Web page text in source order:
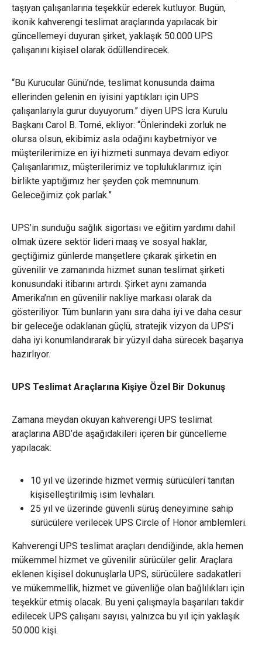
taşıyan çalışanlarına teşekkür ederek kutluyor. Bugün,
ikonik kahverengi teslimat araçlarında yapılacak bir
güncellemeyi duyuran şirket, yaklaşık 50.000 UPS
çalışanını kişisel olarak ödüllendirecek.
“Bu Kurucular Günü’nde, teslimat konusunda daima
ellerinden gelenin en iyisini yaptıkları için UPS
çalışanlarıyla gurur duyuyorum.” diyen UPS İcra Kurulu
Başkanı Carol B. Tomé, ekliyor: “Önlerindeki zorluk ne
olursa olsun, ekibimiz asla odağını kaybetmiyor ve
müşterilerimize en iyi hizmeti sunmaya devam ediyor.
Çalışanlarımız, müşterilerimiz ve topluluklarımız için
birlikte yaptığımız her şeyden çok memnunum.
Geleceğimiz çok parlak.”
UPS’in sunduğu sağlık sigortası ve eğitim yardımı dahil
olmak üzere sektör lideri maaş ve sosyal haklar,
geçtiğimiz günlerde manşetlere çıkarak şirketin en
güvenilir ve zamanında hizmet sunan teslimat şirketi
konusundaki itibarını artırdı. Şirket aynı zamanda
Amerika’nın en güvenilir nakliye markası olarak da
gösteriliyor. Tüm bunların yanı sıra daha iyi ve daha cesur
bir geleceğe odaklanan güçlü, stratejik vizyon da UPS’i
daha iyi konumlandırarak bir yüzyıl daha sürecek başarıya
hazırlıyor.
UPS Teslimat Araçlarına Kişiye Özel Bir Dokunuş
Zamana meydan okuyan kahverengi UPS teslimat
araçlarına ABD’de aşağıdakileri içeren bir güncelleme
yapılacak:
10 yıl ve üzerinde hizmet vermiş sürücüleri tanıtan
kişiselleştirilmiş isim levhaları.
25 yıl ve üzerinde güvenli sürüş deneyimine sahip
sürücülere verilecek UPS Circle of Honor amblemleri.
Kahverengi UPS teslimat araçları dendiğinde, akla hemen
mükemmel hizmet ve güvenilir sürücüler gelir. Araçlara
eklenen kişisel dokunuşlarla UPS, sürücülere sadakatleri
ve mükemmellik, hizmet ve güvenliğe olan bağlılıkları için
teşekkür etmiş olacak. Bu yeni çalışmayla başarıları takdir
edilecek UPS çalışanı sayısı, yalnızca bu yıl için yaklaşık
50.000 kişi.